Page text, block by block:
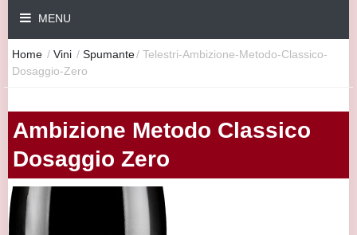
MENU
Home / Vini / Spumante/ Telestri-Ambizione-Metodo-Classico-
Dosaggio-Zero
Ambizione Metodo Classico
Dosaggio Zero